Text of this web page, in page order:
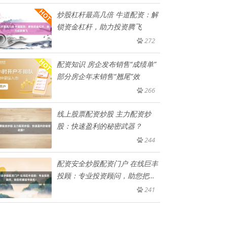
炒股杠杆最高几倍 牛道配资：解
锁资金杠杆，助力投资腾飞
272
配资知识 房企发布销售“成绩单”
部分房企年末销售“翘尾”效
266
线上股票配资炒股 主力配资炒
股：快速盈利的秘密武器？
244
配资安全炒股配资门户 在线巨丰
投顾：专业投资顾问，助您把握
241